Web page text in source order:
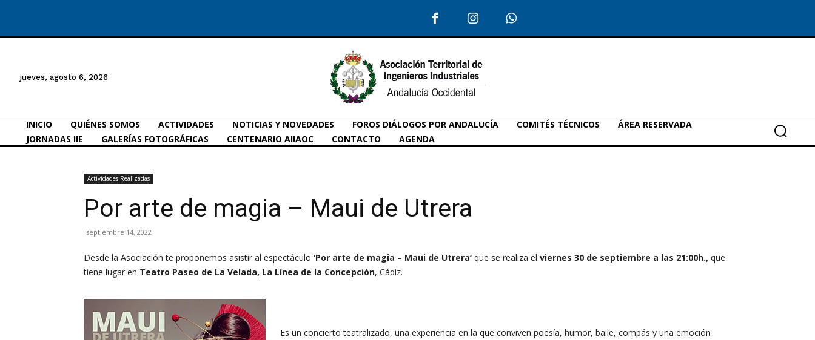
jueves, agosto 6, 2026
INICIO QUIÉNES SOMOS ACTIVIDADES NOTICIAS Y NOVEDADES FOROS DIÁLOGOS POR ANDALUCÍA COMITÉS TÉCNICOS
ÁREA RESERVADA
JORNADAS IIE
GALERÍAS FOTOGRÁFICAS CENTENARIO AIIAOC CONTACTO AGENDA
Actividades Realizadas
Por arte de magia – Maui de Utrera
septiembre 14, 2022
Desde la Asociación te proponemos asistir al espectáculo ‘Por arte de magia – Maui de Utrera‘ que se realiza el viernes 30 de septiembre a las 21:00h., que
tiene lugar en Teatro Paseo de La Velada, La Línea de la Concepción, Cádiz.
Es un concierto teatralizado, una experiencia en la que conviven poesía, humor, baile, compás y una emoción